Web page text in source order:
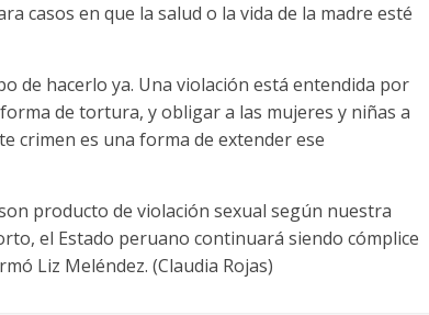
casos en que la salud o la vida de la madre esté
de hacerlo ya. Una violación está entendida por
de tortura, y obligar a las mujeres y niñas a
crimen es una forma de extender ese
producto de violación sexual según nuestra
el Estado peruano continuará siendo cómplice
Liz Meléndez. (Claudia Rojas)